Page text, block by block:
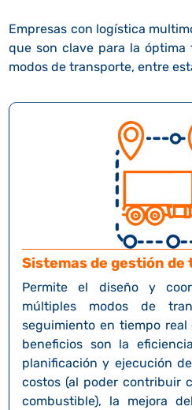
Empresas con logística
que son clave para la
modos de transporte, entre
Sistemas de gestión de
Permite el diseño y
múltiples modos de
seguimiento en tiempo real
beneficios son la
planificación y ejecución
costos (al poder contribuir
combustible), la mejora